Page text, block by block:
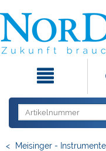
< Meisinger - Instrumente